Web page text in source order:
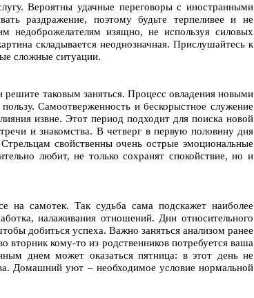
Вероятны удачные переговоры с иностранными
раздражение, поэтому будьте терпеливее и не
недоброжелателям изящно, не используя силовых
складывается неоднозначная. Прислушайтесь к
сложные ситуации.
решите таковым заняться. Процесс овладения новыми
Самоотверженность и бескорыстное служение
извне. Этот период подходит для поиска новой
и знакомства. В четверг в первую половину дня
свойственны очень острые эмоциональные
любит, не только сохранят спокойствие, но и
на самотек. Так судьба сама подскажет наиболее
налаживания отношений. Дни относительного
добиться успеха. Важно заняться анализом ранее
вторник кому-то из родственников потребуется ваша
днем может оказаться пятница: в этот день не
Домашний уют – необходимое условие нормальной